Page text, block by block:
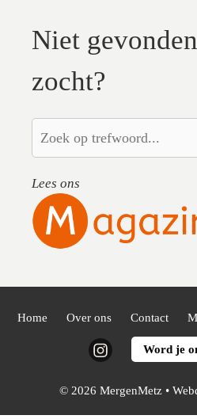
Niet
zocht?
Lees ons
Home Over ons Contact
InstagramWord je
© 2026 MergenMetz •